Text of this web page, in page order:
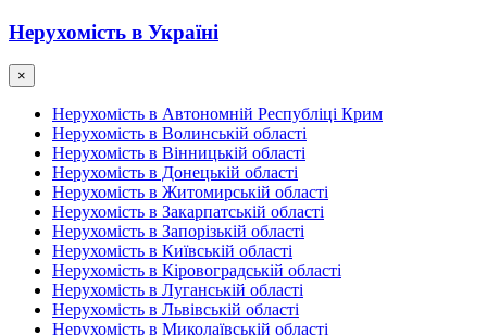
Нерухомість в Україні
×
Нерухомість в Автономній Республіці Крим
Нерухомість в Волинській області
Нерухомість в Вінницькій області
Нерухомість в Донецькій області
Нерухомість в Житомирській області
Нерухомість в Закарпатській області
Нерухомість в Запорізькій області
Нерухомість в Київській області
Нерухомість в Кіровоградській області
Нерухомість в Луганській області
Нерухомість в Львівській області
Нерухомість в Миколаївській області